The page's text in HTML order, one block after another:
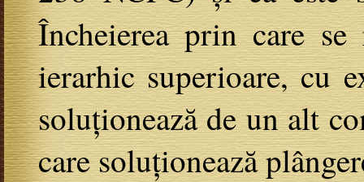
Încheierea prin care
ierarhic superioare, cu
soluționează de un alt
care soluționează